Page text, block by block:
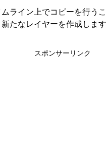
ライン上でコピーを行う
たなレイヤーを作成します
スポンサーリンク